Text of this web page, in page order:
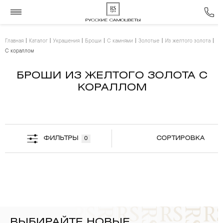
Главная Каталог Украшения Броши С камнями Золотые
Из желтого золота
С кораллом
БРОШИ ИЗ ЖЕЛТОГО ЗОЛОТА С
КОРАЛЛОМ
ФИЛЬТРЫ 0 СОРТИРОВКА